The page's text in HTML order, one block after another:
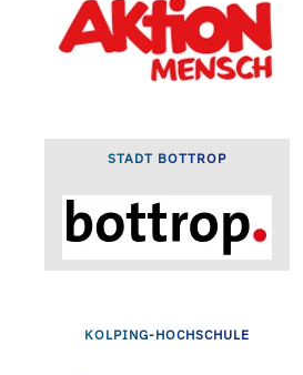
STADT BOTTROP
KOLPING-HOCHSCHULE